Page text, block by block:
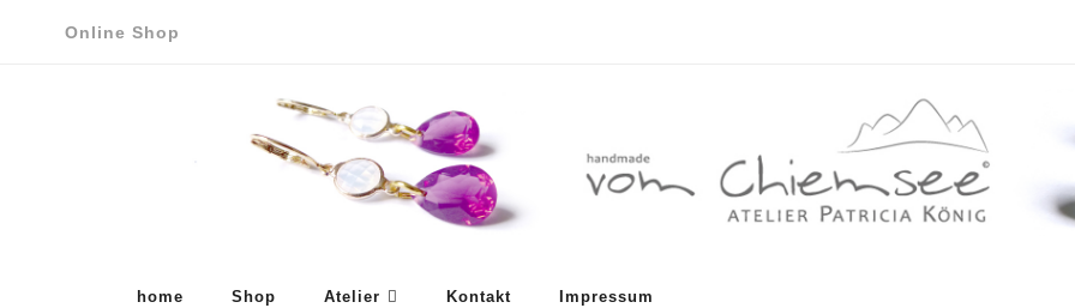
Online Shop
home Shop Atelier Kontakt Impressum